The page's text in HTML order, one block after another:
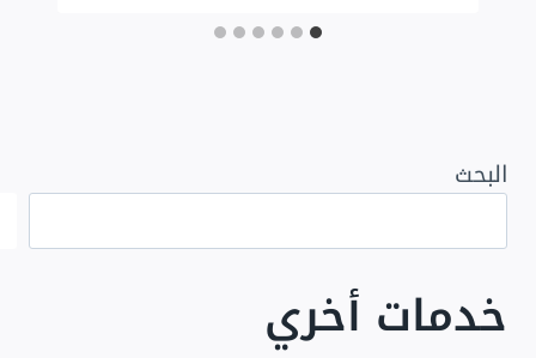
البحث
خدمات أخري